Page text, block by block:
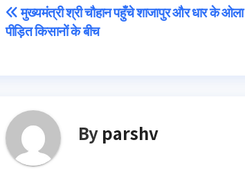
Post
navigation
मुख्यमंत्री श्री चौहान पहुँचे शाजापुर और धार के ओला
पीड़ित किसानों के बीच
By parshv